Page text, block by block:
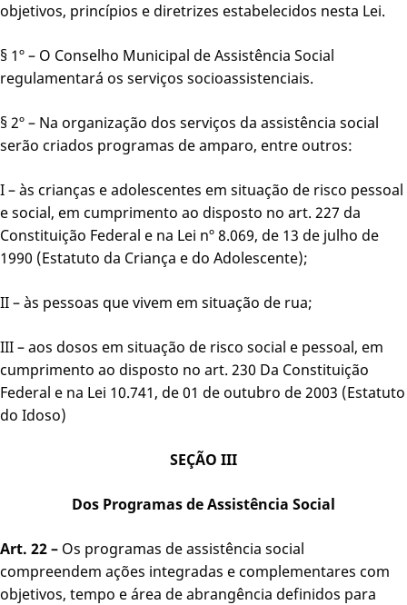
objetivos, princípios e diretrizes estabelecidos nesta Lei.
§ 1º – O Conselho Municipal de Assistência Social
regulamentará os serviços socioassistenciais.
§ 2º – Na organização dos serviços da assistência social
serão criados programas de amparo, entre outros:
I – às crianças e adolescentes em situação de risco pessoal
e social, em cumprimento ao disposto no art. 227 da
Constituição Federal e na Lei nº 8.069, de 13 de julho de
1990 (Estatuto da Criança e do Adolescente);
II – às pessoas que vivem em situação de rua;
III – aos dosos em situação de risco social e pessoal, em
cumprimento ao disposto no art. 230 Da Constituição
Federal e na Lei 10.741, de 01 de outubro de 2003 (Estatuto
do Idoso)
SEÇÃO III
Dos Programas de Assistência Social
Art. 22 – Os programas de assistência social
compreendem ações integradas e complementares com
objetivos, tempo e área de abrangência definidos para